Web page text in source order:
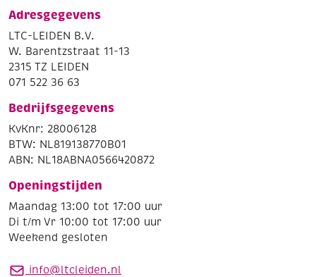
Adresgegevens
LTC-LEIDEN B.V.
W. Barentzstraat 11-13
2315 TZ LEIDEN
071 522 36 63
Bedrijfsgegevens
KvKnr: 28006128
BTW: NL819138770B01
ABN: NL18ABNA0566420872
Openingstijden
Maandag 13:00 tot 17:00 uur
Di t/m Vr 10:00 tot 17:00 uur
Weekend gesloten
info@ltcleiden.nl